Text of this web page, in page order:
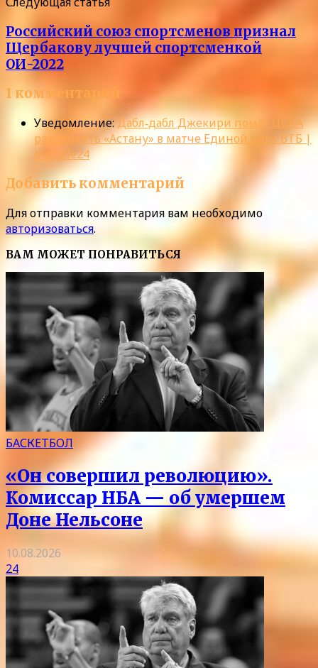
Российский союз спортсменов признал
Щербакову лучшей спортсменкой
ОИ-2022
1 комментарий
Уведомление:Дабл‑дабл Джекири помог ЦСКА
разгромить «Астану» в матче Единой лиги ВТБ |
bigsalle24
Добавить комментарий
Для отправки комментария вам необходимо
авторизоваться.
ВАМ МОЖЕТ ПОНРАВИТЬСЯ
БАСКЕТБОЛ
«Он совершил революцию».
Комиссар НБА — об умершем
Доне Нельсоне
10.08.2026
24